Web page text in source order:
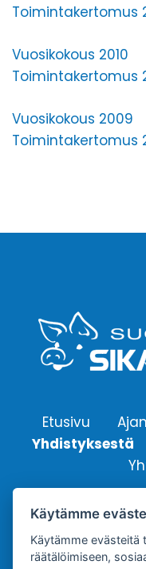
Toimintakertomus
Vuosikokous 2010
Toimintakertomus
Vuosikokous 2009
Toimintakertomus
Etusivu
Yhdistyksestä
Käytämme
Käytämme evästeitä
räätälöimiseen,